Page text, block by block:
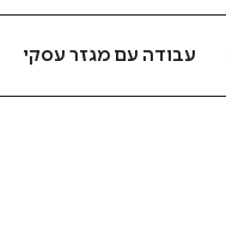
עבודה עם מגזר עסקי